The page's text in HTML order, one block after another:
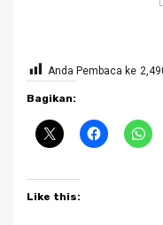
Anda Pembaca ke
Bagikan:
Like this: